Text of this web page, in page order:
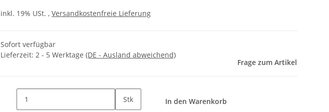
inkl. 19% USt. , Versandkostenfreie Lieferung
Sofort verfügbar
Lieferzeit: 2 - 5 Werktage (DE - Ausland abweichend)
Frage zum Artikel
Stk In den Warenkorb